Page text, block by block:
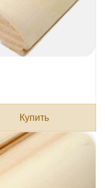
Купить